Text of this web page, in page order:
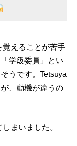
覚えることが苦手
学級委員」とい
うです。Tetsuya
、動機が違うの
まいました。